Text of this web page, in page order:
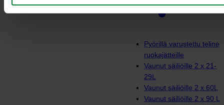
Pyörillä varustettu teline
ruokajätteille
Vaunut säiliöille 2 x 21-
29L
Vaunut säiliöille 2 x 60L
Vaunut säiliöille 2 x 90 L